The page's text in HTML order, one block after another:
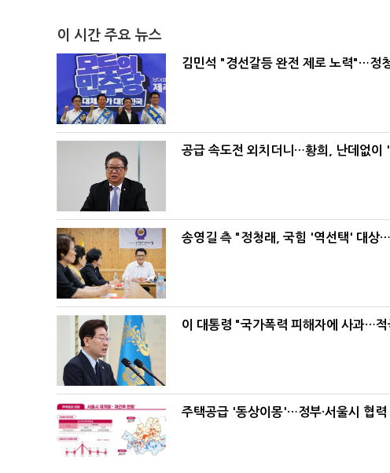
이 시간 주요 뉴스
김민석 "경선갈등 완전 제로 노력"…정
공급 속도전 외치더니…황희, 난데없이
송영길 측 "정청래, 국힘 '역선택' 대상
이 대통령 "국가폭력 피해자에 사과…
주택공급 '동상이몽'…정부·서울시 협